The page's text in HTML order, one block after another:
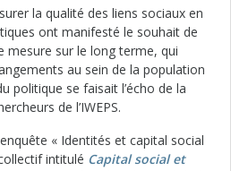
la qualité des liens sociaux en
ont manifesté le souhait de
mesure sur le long terme, qui
au sein de la population
politique se faisait l’écho de la
de l’IWEPS.
« Identités et capital social
intitulé Capital social et